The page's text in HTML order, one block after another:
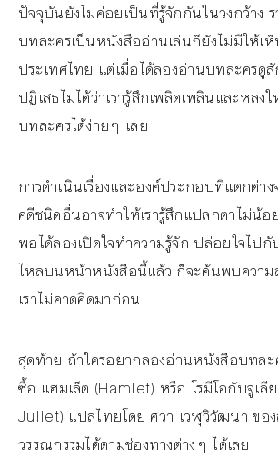
ปัจจุบันยังไม่ค่อยเป็นที่รู้จักกันในวงกว้าง
บทละครเป็นหนังสืออ่านเล่นก็ยังไม่มีให้เ
ประเทศไทย แต่เมื่อได้ลองอ่านบทละครดู
ปฏิเสธไม่ได้ว่าเรารู้สึกเพลิดเพลินและหลง
บทละครได้ง่ายๆ เลย
การดำเนินเรื่องและองค์ประกอบที่แตกต่า
คดีชนิดอื่นอาจทำให้เรารู้สึกแปลกตาไม่น้
พอได้ลองเปิดใจทำความรู้จัก ปล่อยใจไ
ไหลบนหน้าหนังสือนี้แล้ว ก็จะค้นพบควา
เราไม่คาดคิดมาก่อน
สุดท้าย ถ้าใครอยากลองอ่านหนังสือบทละ
ซื้อ แฮมเล็ต (Hamlet) หรือ โรมีโอกับจูเลี
Juliet) แปลไทยโดย ศวา เวฬุวิวัฒนา ขอ
วรรณกรรมได้ตามช่องทางต่างๆ ได้เลย